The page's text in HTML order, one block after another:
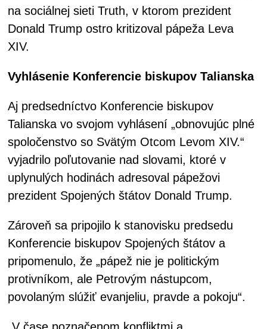
na sociálnej sieti Truth, v ktorom prezident
Donald Trump ostro kritizoval pápeža Leva
XIV.
Vyhlásenie Konferencie biskupov Talianska
Aj predsedníctvo Konferencie biskupov
Talianska vo svojom vyhlásení „obnovujúc plné
spoločenstvo so Svätým Otcom Levom XIV.“
vyjadrilo poľutovanie nad slovami, ktoré v
uplynulých hodinách adresoval pápežovi
prezident Spojených štátov Donald Trump.
Zároveň sa pripojilo k stanovisku predsedu
Konferencie biskupov Spojených štátov a
pripomenulo, že „pápež nie je politickým
protivníkom, ale Petrovým nástupcom,
povolaným slúžiť evanjeliu, pravde a pokoju“.
„V čase poznačenom konfliktmi a